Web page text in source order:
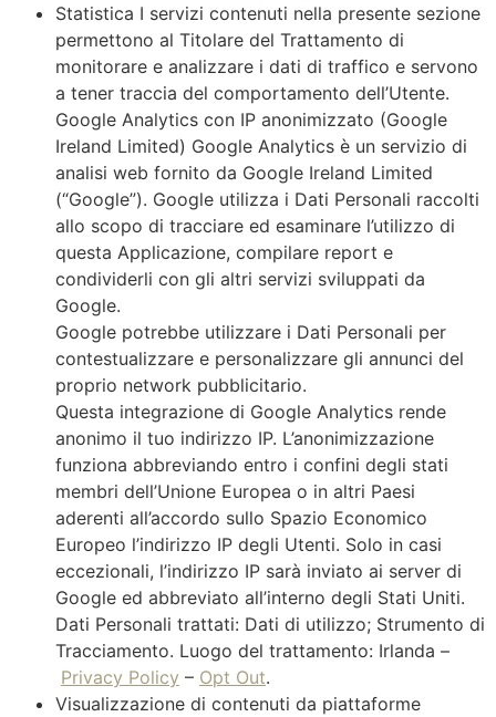
Statistica I servizi contenuti nella presente sezione
permettono al Titolare del Trattamento di
monitorare e analizzare i dati di traffico e servono
a tener traccia del comportamento dell’Utente.
Google Analytics con IP anonimizzato (Google
Ireland Limited) Google Analytics è un servizio di
analisi web fornito da Google Ireland Limited
(“Google”). Google utilizza i Dati Personali raccolti
allo scopo di tracciare ed esaminare l’utilizzo di
questa Applicazione, compilare report e
condividerli con gli altri servizi sviluppati da
Google.
Google potrebbe utilizzare i Dati Personali per
contestualizzare e personalizzare gli annunci del
proprio network pubblicitario.
Questa integrazione di Google Analytics rende
anonimo il tuo indirizzo IP. L’anonimizzazione
funziona abbreviando entro i confini degli stati
membri dell’Unione Europea o in altri Paesi
aderenti all’accordo sullo Spazio Economico
Europeo l’indirizzo IP degli Utenti. Solo in casi
eccezionali, l’indirizzo IP sarà inviato ai server di
Google ed abbreviato all’interno degli Stati Uniti.
Dati Personali trattati: Dati di utilizzo; Strumento di
Tracciamento. Luogo del trattamento: Irlanda –
Privacy Policy – Opt Out.
Visualizzazione di contenuti da piattaforme